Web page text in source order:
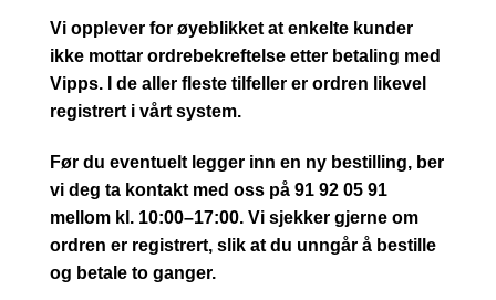
Vi opplever for øyeblikket at enkelte kunder
ikke mottar ordrebekreftelse etter betaling med
Vipps. I de aller fleste tilfeller er ordren likevel
registrert i vårt system.
Før du eventuelt legger inn en ny bestilling, ber
vi deg ta kontakt med oss på 91 92 05 91
mellom kl. 10:00–17:00. Vi sjekker gjerne om
ordren er registrert, slik at du unngår å bestille
og betale to ganger.